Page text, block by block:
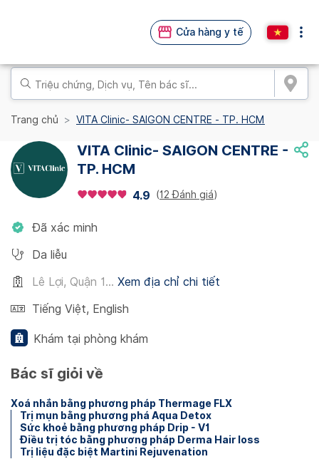
Cửa hàng y tế
Trang chủ VITA Clinic- SAIGON CENTRE - TP. HCM
VITA Clinic- SAIGON CENTRE -
TP. HCM
4.9 (12 Đánh giá)
Đã xác minh
Da liễu
Lê Lợi, Quận 1... Xem địa chỉ chi tiết
Tiếng Việt, English
Khám tại phòng khám
Bác sĩ giỏi về
Xoá nhắn bằng phương pháp Thermage FLX
Trị mụn bằng phương phá Aqua Detox
Sức khoẻ bằng phương pháp Drip - V1
Điều trị tóc bằng phương pháp Derma Hair loss
Trị liệu đặc biệt Martini Rejuvenation